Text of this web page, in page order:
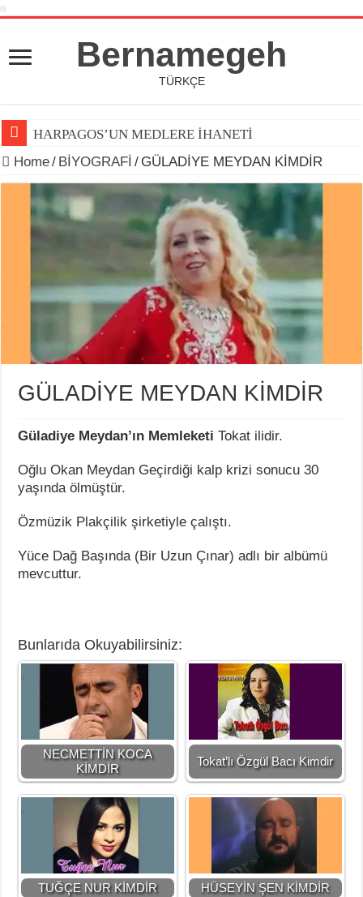
Bernamegeh
TÜRKÇE
HARPAGOS’UN MEDLERE İHANETİ
Home/ BİYOGRAFİ / GÜLADİYE MEYDAN KİMDİR
GÜLADİYE MEYDAN KİMDİR
Güladiye Meydan’ın MemleketiTokat ilidir.
Oğlu Okan Meydan Geçirdiği kalp krizi sonucu 30
yaşında ölmüştür.
Özmüzik Plakçilik şirketiyle çalıştı.
Yüce Dağ Başında (Bir Uzun Çınar) adlı bir albümü
mevcuttur.
Bunlarıda Okuyabilirsiniz:
NECMETTİN KOCA
KİMDİR
Tokat’lı Özgül Bacı Kimdir
TUĞÇE NUR KİMDİR HÜSEYİN ŞEN KİMDİR